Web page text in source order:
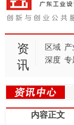
资
讯
区域 产
深度 专
内容正文